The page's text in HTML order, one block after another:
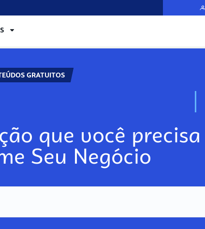
GRATUITOS
N
que você precisa
Seu Negócio